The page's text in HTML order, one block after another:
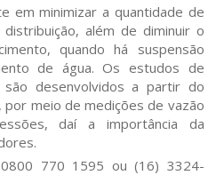
em minimizar a quantidade de
além de diminuir o
quando há suspensão
de água. Os estudos de
desenvolvidos a partir do
meio de medições de vazão
daí a importância da
770 1595 ou (16) 3324-